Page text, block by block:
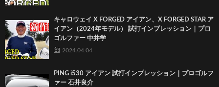
キャロウェイ X FORGED アイアン、X FORGED STAR ア
イアン（2024年モデル） 試打インプレッション｜プロ
ゴルファー 中井学
2024.04.04
PING i530 アイアン 試打インプレッション｜プロゴルフ
ァー 石井良介